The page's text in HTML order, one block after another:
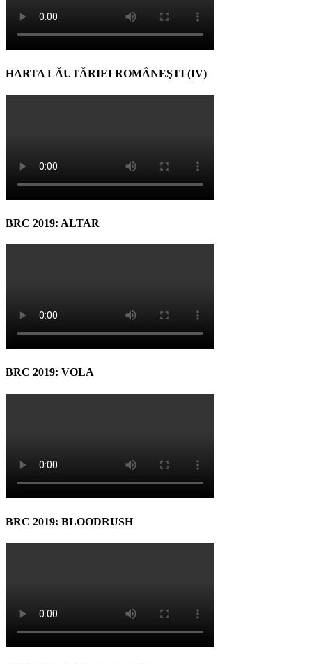
HARTA LĂUTĂRIEI ROMÂNEŞTI (IV)
BRC 2019: ALTAR
BRC 2019: VOLA
BRC 2019: BLOODRUSH